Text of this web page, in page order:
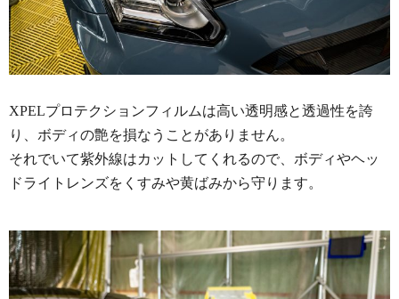
XPELプロテクションフィルムは高い透明感と透過性を誇
り、ボディの艶を損なうことがありません。
それでいて紫外線はカットしてくれるので、ボディやヘッ
ドライトレンズをくすみや黄ばみから守ります。